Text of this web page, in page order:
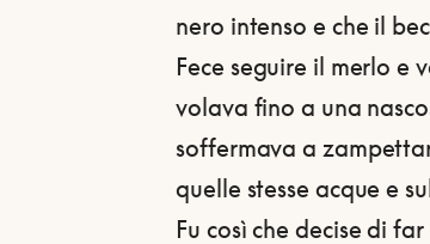
nero intenso e che il
Fece seguire il merlo e
volava fino a una
soffermava a
quelle stesse acque e
Fu così che decise di